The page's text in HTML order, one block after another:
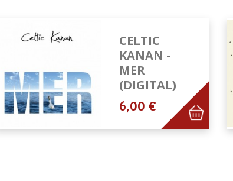
CELTIC
KANAN -
MER
(DIGITAL)
6,00 €